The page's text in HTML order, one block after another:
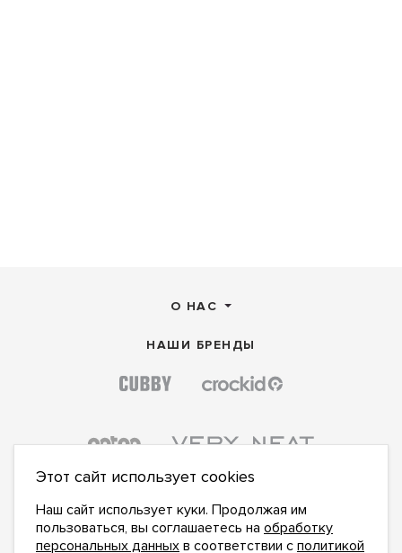
О НАС
НАШИ БРЕНДЫ
Этот сайт использует cookies
Наш сайт использует куки. Продолжая им
пользоваться, вы соглашаетесь на обработку
персональных данных в соответствии с политикой